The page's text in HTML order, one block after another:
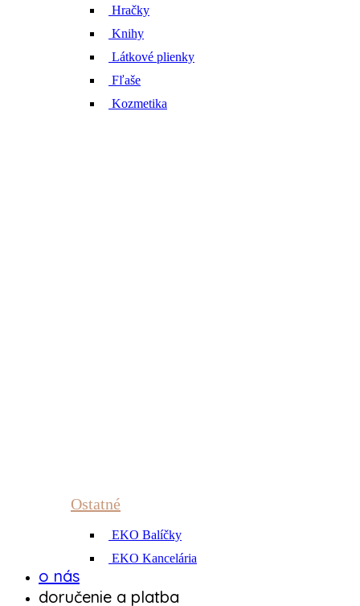
Hračky
Knihy
Látkové plienky
Fľaše
Kozmetika
Ostatné
EKO Balíčky
EKO Kancelária
o nás
doručenie a platba